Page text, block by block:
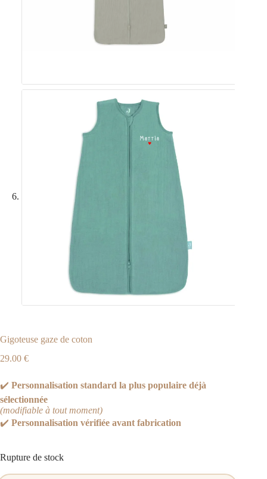
Gigoteuse gaze de coton
29.00 €
✔️ Personnalisation standard la plus populaire déjà
sélectionnée
(modifiable à tout moment)
✔️ Personnalisation vérifiée avant fabrication
Rupture de stock